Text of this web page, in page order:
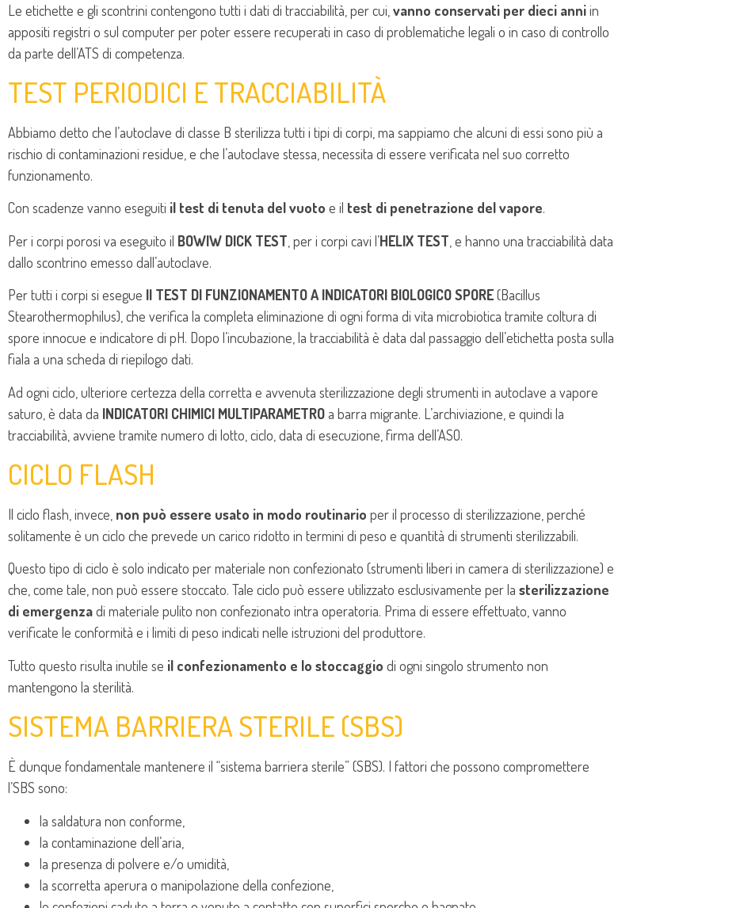
Le etichette e gli scontrini contengono tutti i dati di tracciabilità, per cui, vanno conservati per dieci anniin
appositi registri o sul computer per poter essere recuperati in caso di problematiche legali o in caso di controllo
da parte dell’ATS di competenza.
TEST PERIODICI E TRACCIABILITÀ
Abbiamo detto che l’autoclave di classe B sterilizza tutti i tipi di corpi, ma sappiamo che alcuni di essi sono più a
rischio di contaminazioni residue, e che l’autoclave stessa, necessita di essere verificata nel suo corretto
funzionamento.
Con scadenze vanno eseguiti il test di tenuta del vuoto e il test di penetrazione del vapore.
Per i corpi porosi va eseguito il BOWIW DICK TEST , per i corpi cavi l’HELIX TEST , e hanno una tracciabilità data
dallo scontrino emesso dall’autoclave.
Per tutti i corpi si esegue Il TEST DI FUNZIONAMENTO A INDICATORI BIOLOGICO SPORE(Bacillus
Stearothermophilus), che verifica la completa eliminazione di ogni forma di vita microbiotica tramite coltura di
spore innocue e indicatore di pH. Dopo l’incubazione, la tracciabilità è data dal passaggio dell’etichetta posta sulla
fiala a una scheda di riepilogo dati.
Ad ogni ciclo, ulteriore certezza della corretta e avvenuta sterilizzazione degli strumenti in autoclave a vapore
saturo, è data da INDICATORI CHIMICI MULTIPARAMETROa barra migrante. L’archiviazione, e quindi la
tracciabilità, avviene tramite numero di lotto, ciclo, data di esecuzione, firma dell’ASO.
CICLO FLASH
Il ciclo flash, invece, non può essere usato in modo routinario per il processo di sterilizzazione, perché
solitamente è un ciclo che prevede un carico ridotto in termini di peso e quantità di strumenti sterilizzabili.
Questo tipo di ciclo è solo indicato per materiale non confezionato (strumenti liberi in camera di sterilizzazione) e
che, come tale, non può essere stoccato. Tale ciclo può essere utilizzato esclusivamente per la sterilizzazione
di emergenzadi materiale pulito non confezionato intra operatoria. Prima di essere effettuato, vanno
verificate le conformità e i limiti di peso indicati nelle istruzioni del produttore.
Tutto questo risulta inutile se il confezionamento e lo stoccaggio di ogni singolo strumento non
mantengono la sterilità.
SISTEMA BARRIERA STERILE (SBS)
È dunque fondamentale mantenere il “sistema barriera sterile” (SBS). I fattori che possono compromettere
l’SBS sono:
la saldatura non conforme,
la contaminazione dell’aria,
la presenza di polvere e/o umidità,
la scorretta aperura o manipolazione della confezione,